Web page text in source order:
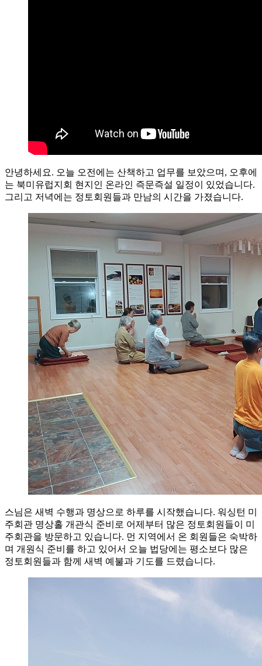
안녕하세요. 오늘 오전에는 산책하고 업무를 보았으며, 오후에
는 북미유럽지회 현지인 온라인 즉문즉설 일정이 있었습니다.
그리고 저녁에는 정토회원들과 만남의 시간을 가졌습니다.
스님은 새벽 수행과 명상으로 하루를 시작했습니다. 워싱턴 미
주회관 명상홀 개관식 준비로 어제부터 많은 정토회원들이 미
주회관을 방문하고 있습니다. 먼 지역에서 온 회원들은 숙박하
며 개원식 준비를 하고 있어서 오늘 법당에는 평소보다 많은
정토회원들과 함께 새벽 예불과 기도를 드렸습니다.